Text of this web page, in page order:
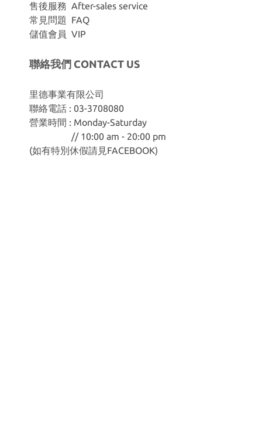
售後服務 After-sales service
常見問題 FAQ
儲值會員 VIP
聯絡我們 CONTACT US
里德事業有限公司
聯絡電話 : 03-3708080
營業時間 : Monday-Saturday
// 10:00 am - 20:00 pm
(如有特別休假請見FACEBOOK)